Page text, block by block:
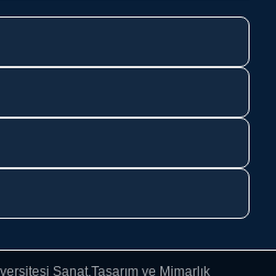
Sanat,Tasarım ve Mimarlık